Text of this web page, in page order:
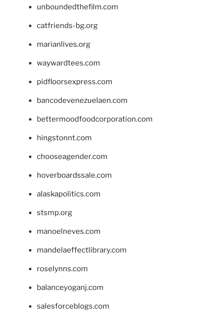
unboundedthefilm.com
catfriends-bg.org
marianlives.org
waywardtees.com
pidfloorsexpress.com
bancodevenezuelaen.com
bettermoodfoodcorporation.com
hingstonnt.com
chooseagender.com
hoverboardssale.com
alaskapolitics.com
stsmp.org
manoelneves.com
mandelaeffectlibrary.com
roselynns.com
balanceyoganj.com
salesforceblogs.com